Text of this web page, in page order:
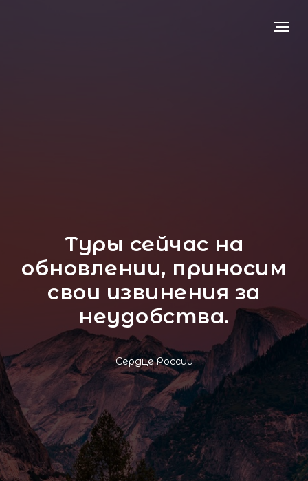
Туры сейчас на
обновлении, приносим
свои извинения за
неудобства.
Сердце России